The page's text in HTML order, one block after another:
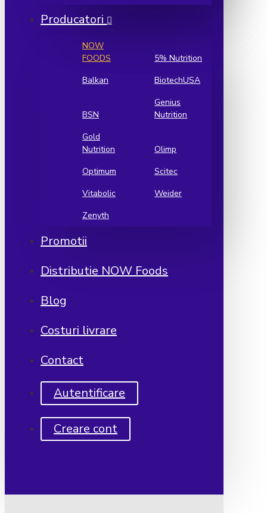
Producatori
NOW
FOODS
5% Nutrition
Balkan
BiotechUSA
BSN
Genius
Nutrition
Gold
Nutrition
Olimp
Optimum
Scitec
Vitabolic
Weider
Zenyth
Promotii
Distributie NOW Foods
Blog
Costuri livrare
Contact
Autentificare
Creare cont